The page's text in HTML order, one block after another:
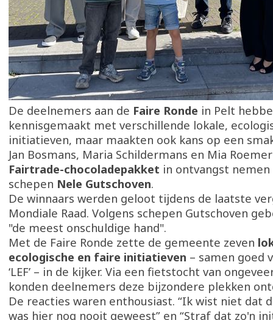
De deelnemers aan de Faire Ronde in Pelt
kennisgemaakt met verschillende lokale,
initiatieven, maar maakten ook kans op een
Jan Bosmans, Maria Schildermans en Mia
Fairtrade-chocoladepakket in ontvangst
schepen Nele Gutschoven.
De winnaars werden geloot tijdens de laatste
Mondiale Raad. Volgens schepen Gutschoven
"de meest onschuldige hand".
Met de Faire Ronde zette de gemeente zeven
ecologische en faire initiatieven – samen goed
‘LEF’ – in de kijker. Via een fietstocht van
konden deelnemers deze bijzondere plekken
De reacties waren enthousiast. “Ik wist niet dat
was hier nog nooit geweest” en “Straf dat zo'n